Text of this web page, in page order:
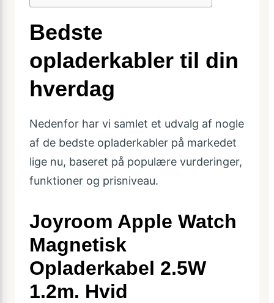
Bedste
opladerkabler til din
hverdag
Nedenfor har vi samlet et udvalg af nogle
af de bedste opladerkabler på markedet
lige nu, baseret på populære vurderinger,
funktioner og prisniveau.
Joyroom Apple Watch
Magnetisk
Opladerkabel 2.5W
1.2m. Hvid